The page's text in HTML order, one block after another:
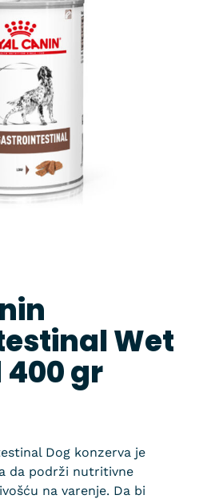
Wet
400 gr
Dog konzerva je
da podrži nutritivne
na varenje. Da bi